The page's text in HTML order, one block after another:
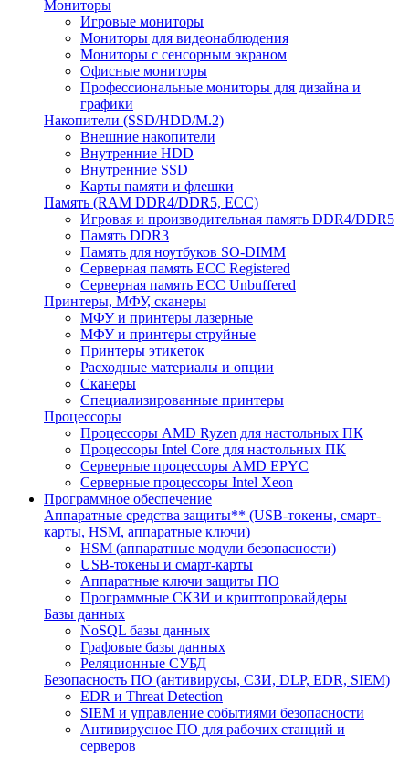
Мониторы
Игровые мониторы
Мониторы для видеонаблюдения
Мониторы с сенсорным экраном
Офисные мониторы
Профессиональные мониторы для дизайна и
графики
Накопители (SSD/HDD/M.2)
Внешние накопители
Внутренние HDD
Внутренние SSD
Карты памяти и флешки
Память (RAM DDR4/DDR5, ECC)
Игровая и производительная память DDR4/DDR5
Память DDR3
Память для ноутбуков SO-DIMM
Серверная память ECC Registered
Серверная память ECC Unbuffered
Принтеры, МФУ, сканеры
МФУ и принтеры лазерные
МФУ и принтеры струйные
Принтеры этикеток
Расходные материалы и опции
Сканеры
Специализированные принтеры
Процессоры
Процессоры AMD Ryzen для настольных ПК
Процессоры Intel Core для настольных ПК
Серверные процессоры AMD EPYC
Серверные процессоры Intel Xeon
Программное обеспечение
Аппаратные средства защиты** (USB-токены, смарт-
карты, HSM, аппаратные ключи)
HSM (аппаратные модули безопасности)
USB-токены и смарт-карты
Аппаратные ключи защиты ПО
Программные СКЗИ и криптопровайдеры
Базы данных
NoSQL базы данных
Графовые базы данных
Реляционные СУБД
Безопасность ПО (антивирусы, СЗИ, DLP, EDR, SIEM)
EDR и Threat Detection
SIEM и управление событиями безопасности
Антивирусное ПО для рабочих станций и
серверов